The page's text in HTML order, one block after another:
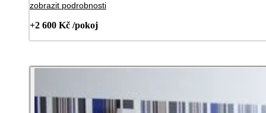
zobrazit podrobnosti
+2 600 Kč /pokoj